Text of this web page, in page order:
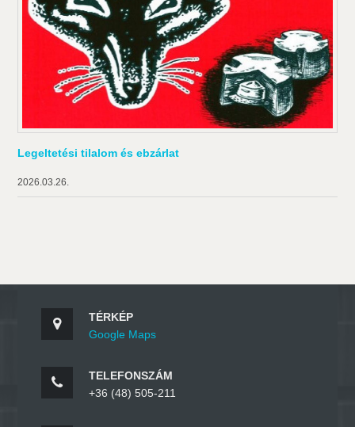
Legeltetési tilalom és ebzárlat
2026.03.26.
TÉRKÉP
Google Maps
TELEFONSZÁM
+36 (48) 505-211